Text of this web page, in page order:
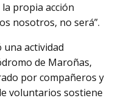
propia acción
nosotros, no será”.
una actividad
de Maroñas,
por compañeros y
voluntarios sostiene